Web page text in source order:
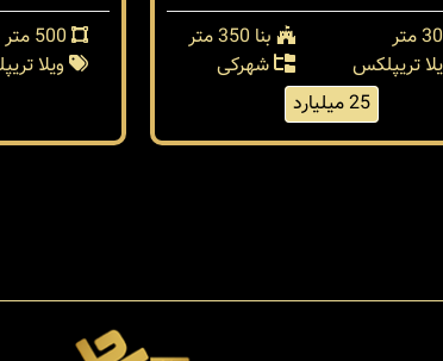
بنا 350 متر
تریپلکس
شهرکی
25 میلیارد
ویلا